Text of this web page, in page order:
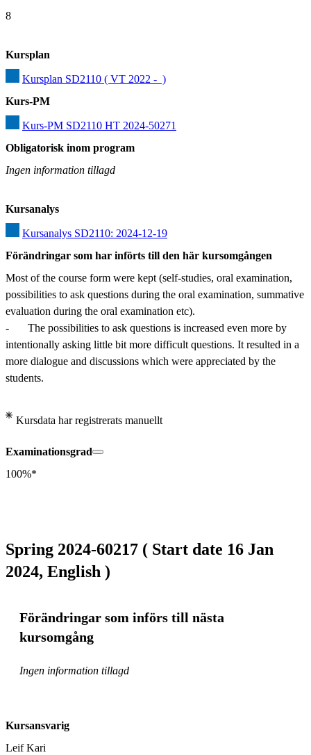
8
Kursplan
Kursplan SD2110 ( VT 2022 -  )
Kurs-PM
Kurs-PM SD2110 HT 2024-50271
Obligatorisk inom program
Ingen information tillagd
Kursanalys
Kursanalys SD2110: 2024-12-19
Förändringar som har införts till den här kursomgången
Most of the course form were kept (self-studies, oral examination,
possibilities to ask questions during the oral examination, summative
evaluation during the oral examination etc).
-	The possibilities to ask questions is increased even more by
intentionally asking little bit more difficult questions. It resulted in a
more dialogue and discussions which were appreciated by the
students.
Kursdata har registrerats manuellt
Examinationsgrad
100%*
Spring 2024-60217 ( Start date 16 Jan
2024, English )
Förändringar som införs till nästa
kursomgång
Ingen information tillagd
Kursansvarig
Leif Kari